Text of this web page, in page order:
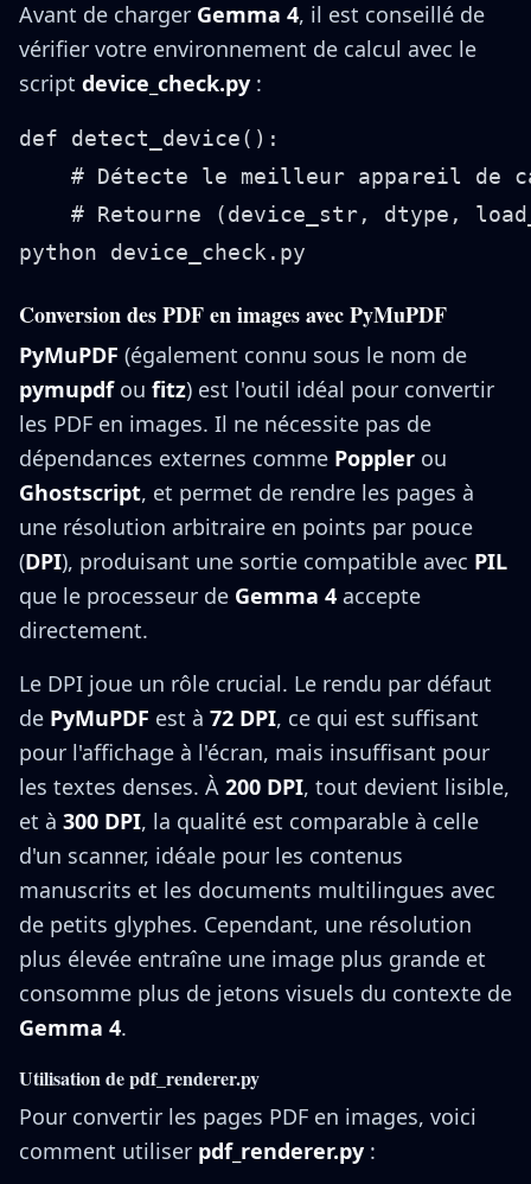
Avant de charger Gemma 4, il est conseillé de
vérifier votre environnement de calcul avec le
script device_check.py :
def detect_device():
# Détecte le meilleur appareil de
Conversion des PDF en images avec PyMuPDF
PyMuPDF (également connu sous le nom de
pymupdfou fitz) est l'outil idéal pour convertir
les PDF en images. Il ne nécessite pas de
dépendances externes comme Poppler ou
Ghostscript, et permet de rendre les pages à
une résolution arbitraire en points par pouce
(DPI), produisant une sortie compatible avec PIL
que le processeur de Gemma 4 accepte
directement.
Le DPI joue un rôle crucial. Le rendu par défaut
de PyMuPDF est à 72 DPI, ce qui est suffisant
pour l'affichage à l'écran, mais insuffisant pour
les textes denses. À 200 DPI, tout devient lisible,
et à 300 DPI, la qualité est comparable à celle
d'un scanner, idéale pour les contenus
manuscrits et les documents multilingues avec
de petits glyphes. Cependant, une résolution
plus élevée entraîne une image plus grande et
consomme plus de jetons visuels du contexte de
Gemma 4.
Utilisation de pdf_renderer.py
Pour convertir les pages PDF en images, voici
comment utiliser pdf_renderer.py :